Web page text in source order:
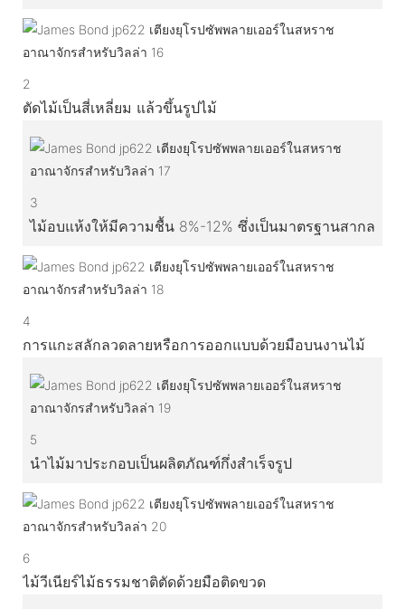
2
ตัดไม้เป็นสี่เหลี่ยม แล้วขึ้นรูปไม้
3
ไม้อบแห้งให้มีความชื้น 8%-12% ซึ่งเป็นมาตรฐานสากล
4
การแกะสลักลวดลายหรือการออกแบบด้วยมือบนงานไม้
5
นำไม้มาประกอบเป็นผลิตภัณฑ์กึ่งสำเร็จรูป
6
ไม้วีเนียร์ไม้ธรรมชาติตัดด้วยมือติดขวด